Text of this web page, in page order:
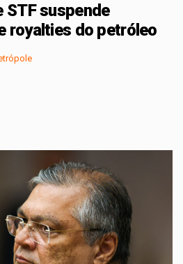
STF suspende
royalties do petróleo